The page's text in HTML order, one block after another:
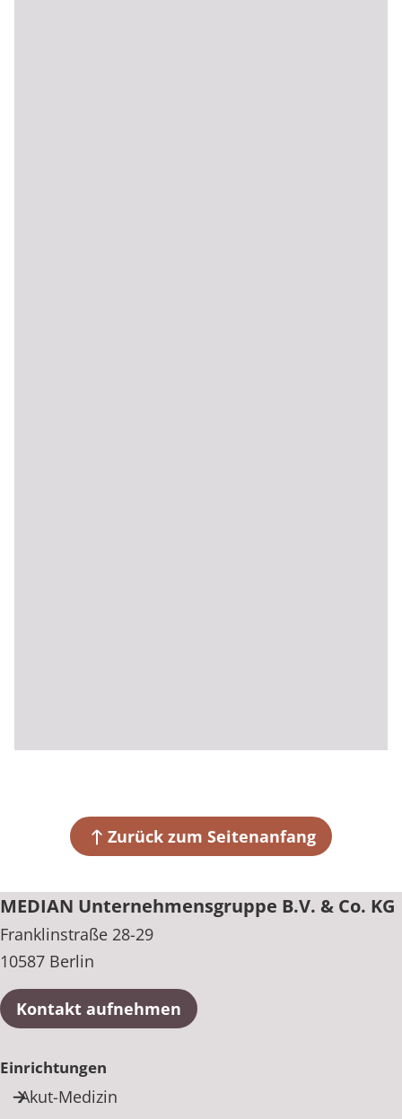
Zurück zum Seitenanfang
MEDIAN Unternehmensgruppe B.V. & Co. KG
Franklinstraße 28-29
10587 Berlin
Kontakt aufnehmen
Einrichtungen
Akut-Medizin